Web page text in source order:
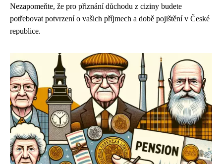
Nezapomeňte, že pro přiznání důchodu z ciziny budete
potřebovat potvrzení o vašich příjmech a době pojištění v České
republice.